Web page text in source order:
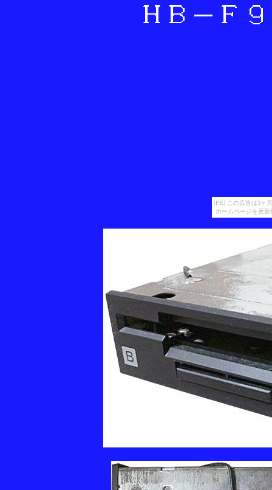
[PR] この広告は3ヶ
ホームページを更